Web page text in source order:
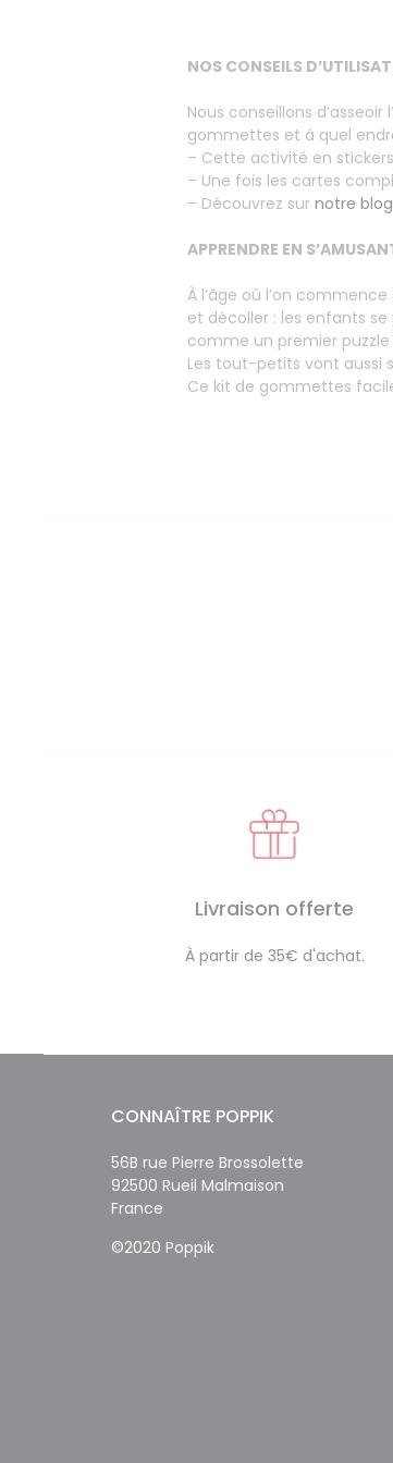
NOS CONSEILS
Nous conseillons
gommettes et à quel
– Cette activité en
– Une fois les cartes
– Découvrez sur notre blog
APPRENDRE EN
À l’âge où l’on
et décoller : les enfants
comme un premier
Les tout-petits vont aussi
Ce kit de gommettes
Livraison offerte
À partir de 35€ d'achat.
CONNAÎTRE POPPIK
56B rue Pierre Brossolette
92500 Rueil Malmaison
France
©2020 Poppik